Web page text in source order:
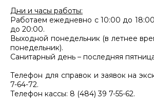
Дни и часы работы:
Работаем ежедневно с 10:00 до
до 20:00.
Выходной понедельник (в летнее
понедельник).
Санитарный день – последняя
Телефон для справок и заявок на
7-64-72.
Телефон кассы: 8 (484) 39 7-55-62.